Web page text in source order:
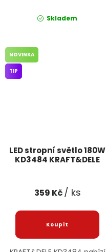
Skladem
LED stropní světlo 180W
KD3484 KRAFT&DELE
NOVINKA
TIP
359 Kč/ ks